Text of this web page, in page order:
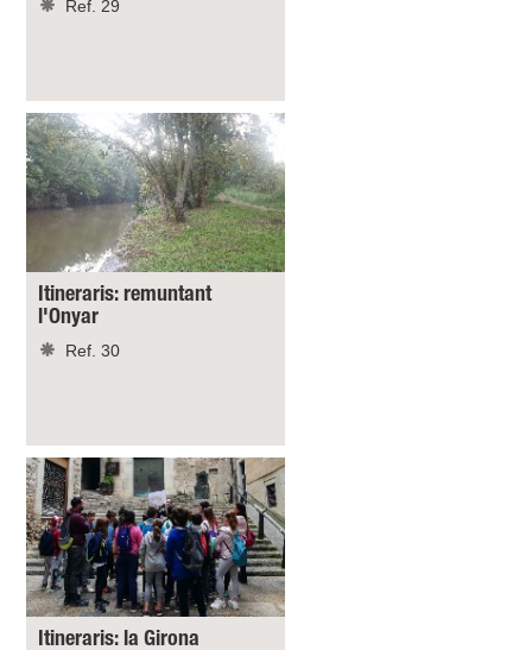
Ref. 29
Itineraris: remuntant
l'Onyar
Ref. 30
Itineraris: la Girona